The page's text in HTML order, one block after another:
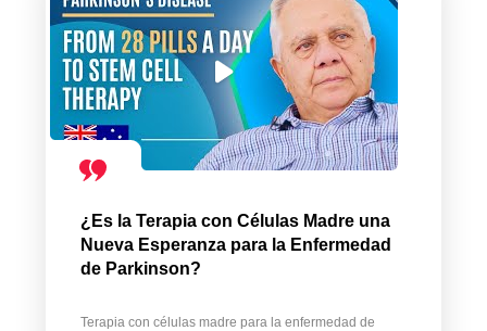
¿Es la Terapia con Células Madre una
Nueva Esperanza para la Enfermedad
de Parkinson?
Terapia con células madre para la enfermedad de